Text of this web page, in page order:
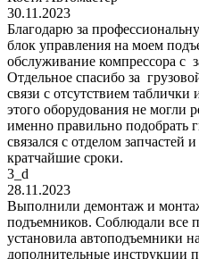
30.11.2023
Благодарю за
блок управления на моем
обслуживание компрессора с
Отдельное спасибо за
связи с отсутствием
этого оборудования не могли
именно правильно подобрать
связался с отделом
кратчайшие сроки.
3_d
28.11.2023
Выполнили демонтаж и
подъемников. Соблюдали все
установила автоподъемники
дополнительные инструкции